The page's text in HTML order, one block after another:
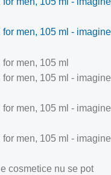
cosmetice nu se pot